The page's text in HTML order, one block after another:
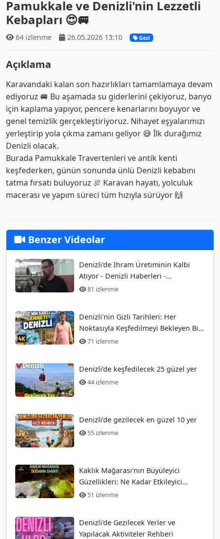
Pamukkale ve Denizli'nin Lezzetli
Kebapları 😍🚐
64 izlenme 26.05.2026 13:10 Gezi
Açıklama
Karavandaki kalan son hazırlıkları tamamlamaya devam
ediyoruz 🚐 Bu aşamada su giderlerini çekiyoruz, banyo
için kaplama yapıyor, pencere kenarlarını boyuyor ve
genel temizlik gerçekleştiriyoruz. Nihayet eşyalarımızı
yerleştirip yola çıkma zamanı geliyor 😅 İlk durağımız
Denizli olacak.
Burada Pamukkale Travertenleri ve antik kenti
keşfederken, günün sonunda ünlü Denizli kebabını
tatma fırsatı buluyoruz 🍖 Karavan hayatı, yolculuk
macerası ve yapım süreci tüm hızıyla sürüyor 🙌
Benzer Videolar
Denizli'de İhram Üretiminin Kalbi
Atıyor - Denizli Haberleri -
HABERDENİZLİ.COM
81 izlenme
Denizli'nin Gizli Tarihleri: Her
Noktasıyla Keşfedilmeyi Bekleyen Bir
Şehir71 izlenme
Denizli’de keşfedilecek 25 güzel yer
44 izlenme
Denizli’de gezilecek en güzel 10 yer
55 izlenme
Kaklık Mağarası'nın Büyüleyici
Güzellikleri: Ne Kadar Etkileyici
Olabilir?
51 izlenme
Denizli'de Gezilecek Yerler ve
Yapılacak Aktiviteler Rehberi